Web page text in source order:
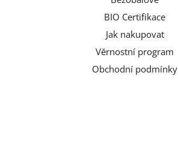
BIO Certifikace
Jak nakupovat
Věrnostní program
Obchodní podmínky